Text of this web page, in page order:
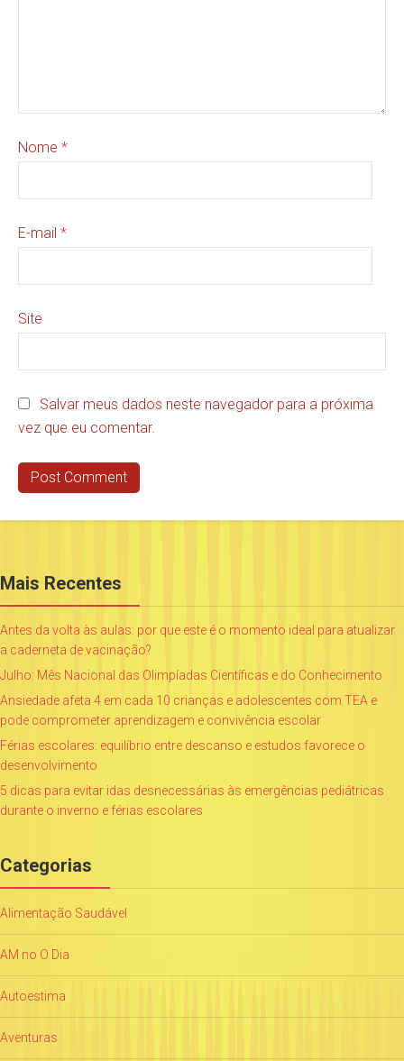
Nome *
E-mail *
Site
Salvar meus dados neste navegador para a próxima
vez que eu comentar.
Mais Recentes
Antes da volta às aulas: por que este é o momento ideal para atualizar
a caderneta de vacinação?
Julho: Mês Nacional das Olimpíadas Científicas e do Conhecimento
Ansiedade afeta 4 em cada 10 crianças e adolescentes com TEA e
pode comprometer aprendizagem e convivência escolar
Férias escolares: equilíbrio entre descanso e estudos favorece o
desenvolvimento
5 dicas para evitar idas desnecessárias às emergências pediátricas
durante o inverno e férias escolares
Categorias
Alimentação Saudável
AM no O Dia
Autoestima
Aventuras